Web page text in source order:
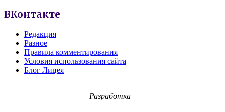
ВКонтакте
Редакция
Разное
Правила комментирования
Условия использования сайта
Блог Лицея
Разработка